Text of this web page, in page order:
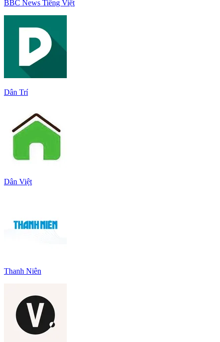
BBC News Tiếng Việt
Dân Trí
Dân Việt
Thanh Niên